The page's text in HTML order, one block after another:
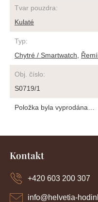
Tvar pouzdra:
Kulaté
Typ:
Chytré / Smartwatch
Obj. číslo:
S0719/1
Položka byla vyprodána…
Kontakt
info@helvetia-
+420 603 200 307